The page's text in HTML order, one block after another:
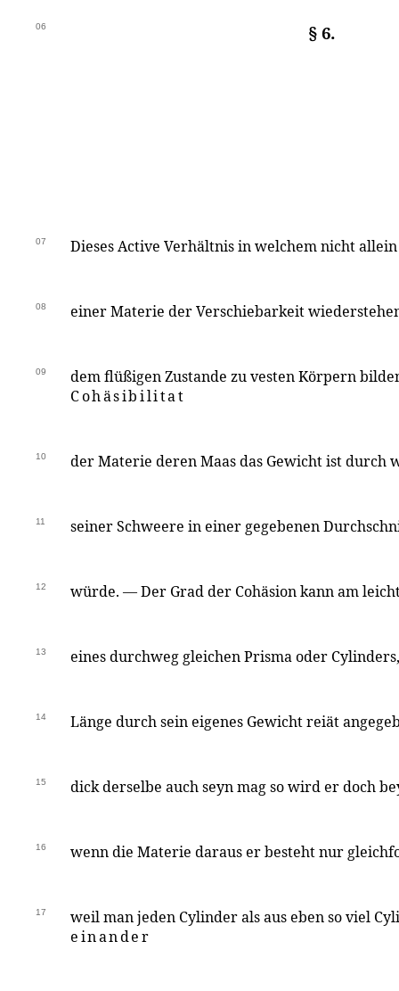
06 § 6.
07 Dieses Active Verhältnis in welchem nicht
08 einer Materie der Verschiebarkeit
09
dem flüßigen Zustande zu vesten Körpern
Cohäsibilitat
10 der Materie deren Maas das Gewicht ist durch
11 seiner Schweere in einer gegebenen
12 würde. — Der Grad der Cohäsion kann am
13 eines durchweg gleichen Prisma oder
14 Länge durch sein eigenes Gewicht reiät
15 dick derselbe auch seyn mag so wird er doch
16 wenn die Materie daraus er besteht nur
17
weil man jeden Cylinder als aus eben so viel
einander